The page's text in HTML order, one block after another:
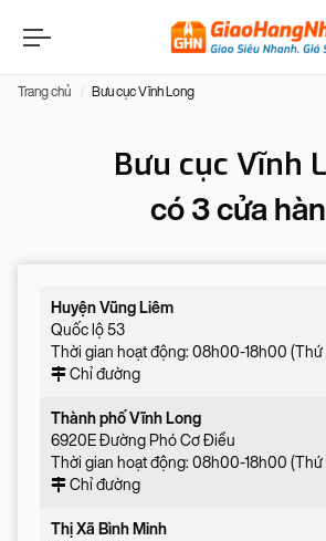
Trang chủ Bưu cục Vĩnh Long
Bưu cục Vĩnh
có 3 cửa
Huyện Vũng Liêm
Quốc lộ 53
Thời gian hoạt động: 08h00-18h00 (Thứ
Chỉ đường
Thành phố Vĩnh Long
6920E Đường Phó Cơ Điều
Thời gian hoạt động: 08h00-18h00 (Thứ
Chỉ đường
Thị Xã Bình Minh